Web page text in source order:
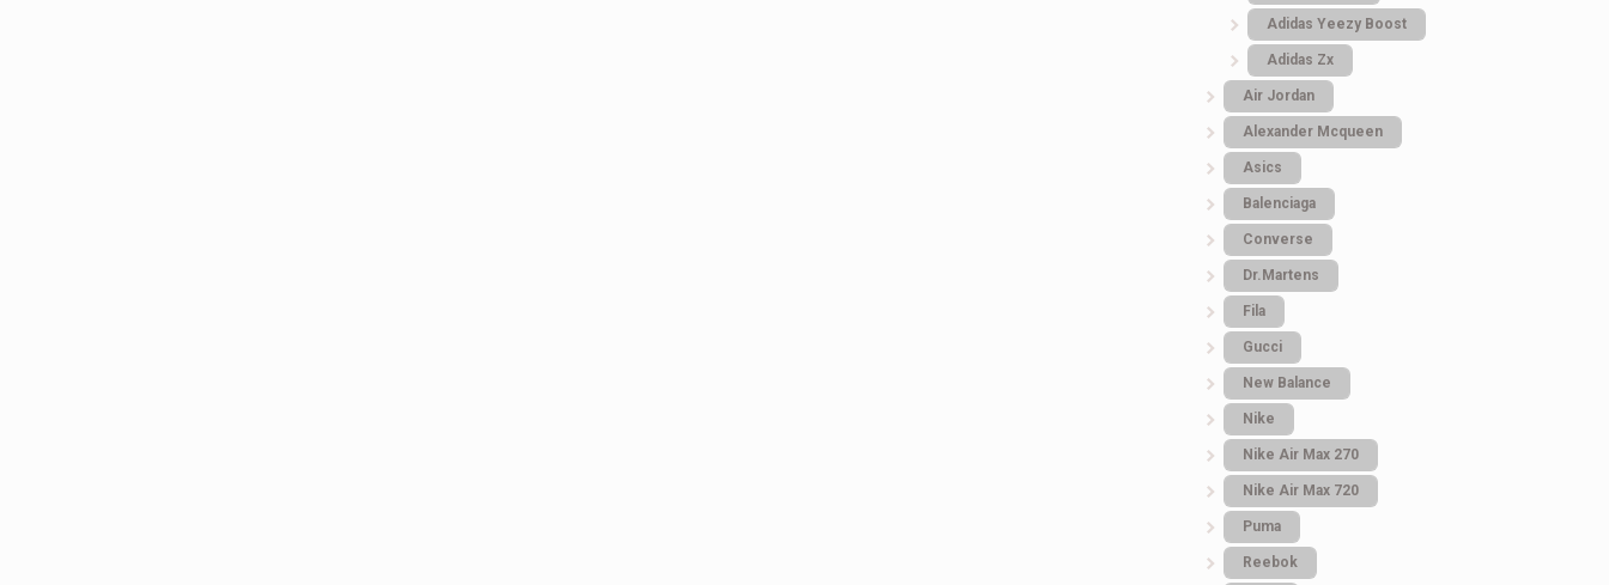
Adidas Yeezy Boost
Adidas Zx
Air Jordan
Alexander Mcqueen
Asics
Balenciaga
Converse
Dr.Martens
Fila
Gucci
New Balance
Nike
Nike Air Max 270
Nike Air Max 720
Puma
Reebok